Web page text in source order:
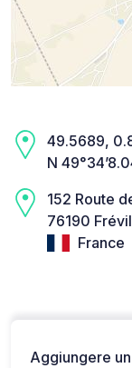
49.5689,
N
152 Route
76190
France
Aggiungere